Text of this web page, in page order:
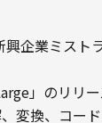
企業ミスト
」のリリー
変換、コー